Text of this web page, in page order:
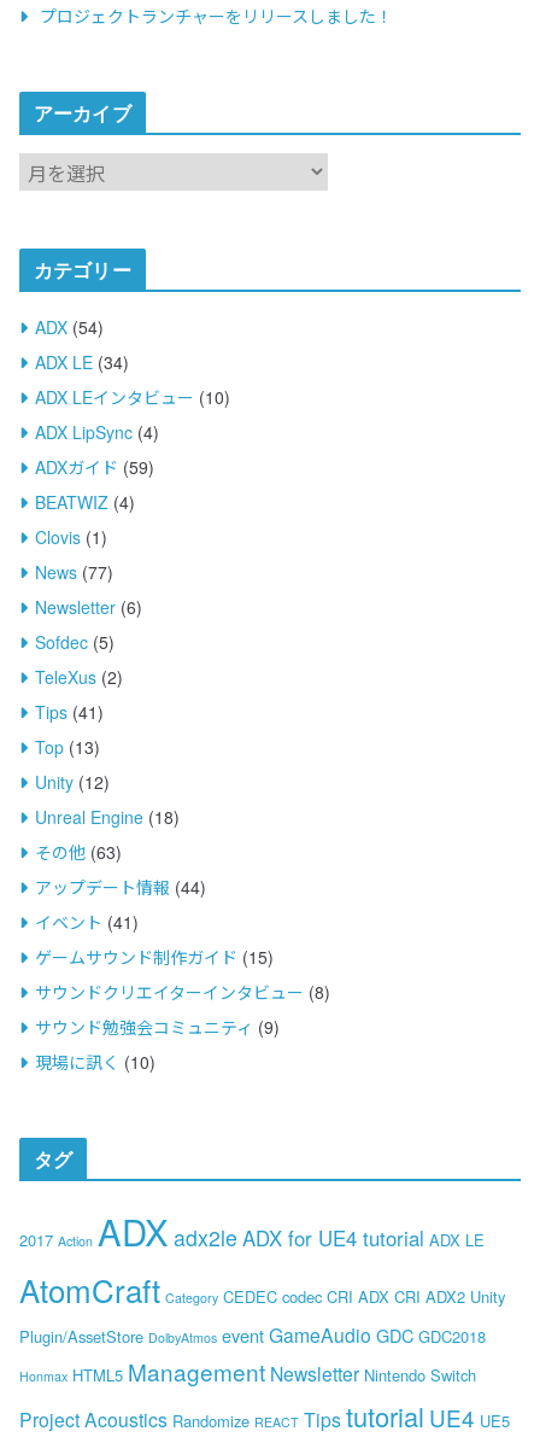
プロジェクトランチャーをリリースしました！
アーカイブ
ア
ー
イ
ブ
カテゴリー
ADX (54)
ADX LE (34)
ADX LEインタビュー (10)
ADX LipSync (4)
ADXガイド (59)
BEATWIZ (4)
Clovis (1)
News (77)
Newsletter (6)
Sofdec (5)
TeleXus (2)
Tips (41)
Top (13)
Unity (12)
Unreal Engine (18)
その他 (63)
アップデート情報 (44)
イベント (41)
ゲームサウンド制作ガイド (15)
サウンドクリエイターインタビュー (8)
サウンド勉強会コミュニティ (9)
現場に訊く (10)
タグ
2017 Action ADX adx2le ADX for UE4 tutorial ADX LE
AtomCraft Category CEDEC codec CRI ADX CRI ADX2 Unity
Plugin/AssetStore DolbyAtmos eventGameAudio GDC GDC2018
Honmax HTML5 Management Newsletter Nintendo Switch
Project Acoustics Randomize REACT Tipstutorial UE4 UE5